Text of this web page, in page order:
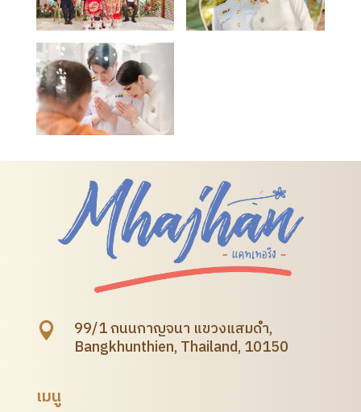
 99/1 ถนนกาญจนา แขวงแสมดำ,
Bangkhunthien, Thailand, 10150
เมนู